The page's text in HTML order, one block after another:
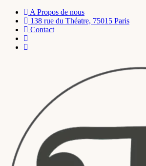
A Propos de nous
138 rue du Théatre, 75015 Paris
Contact